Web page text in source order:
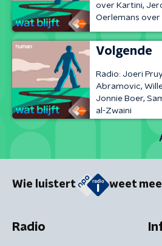
over Kartini,
Oerlemans over
Volgende
Radio: Joeri
Abramovic,
Jonnie Boer,
al-Zwaini
Wie luistert weet
Radio